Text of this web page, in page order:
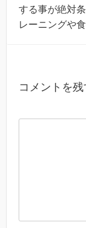
する事が絶対
レーニングや
コメントを残